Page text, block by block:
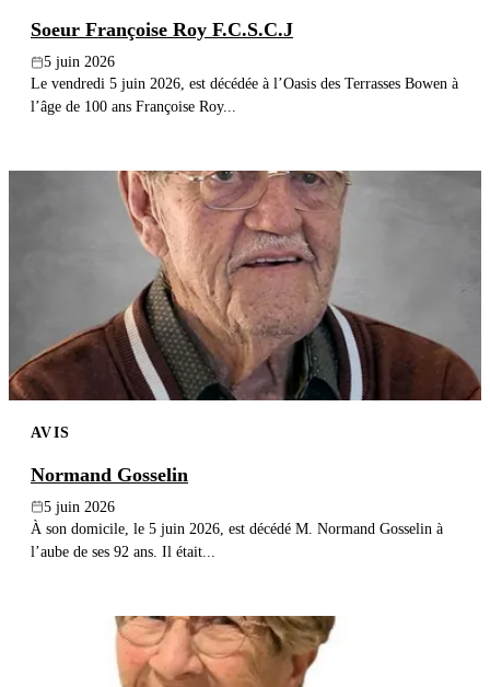
Soeur Françoise Roy F.C.S.C.J
5 juin 2026
Le vendredi 5 juin 2026, est décédée à l’Oasis des Terrasses Bowen à
l’âge de 100 ans Françoise Roy...
AVIS
Normand Gosselin
5 juin 2026
À son domicile, le 5 juin 2026, est décédé M. Normand Gosselin à
l’aube de ses 92 ans. Il était...